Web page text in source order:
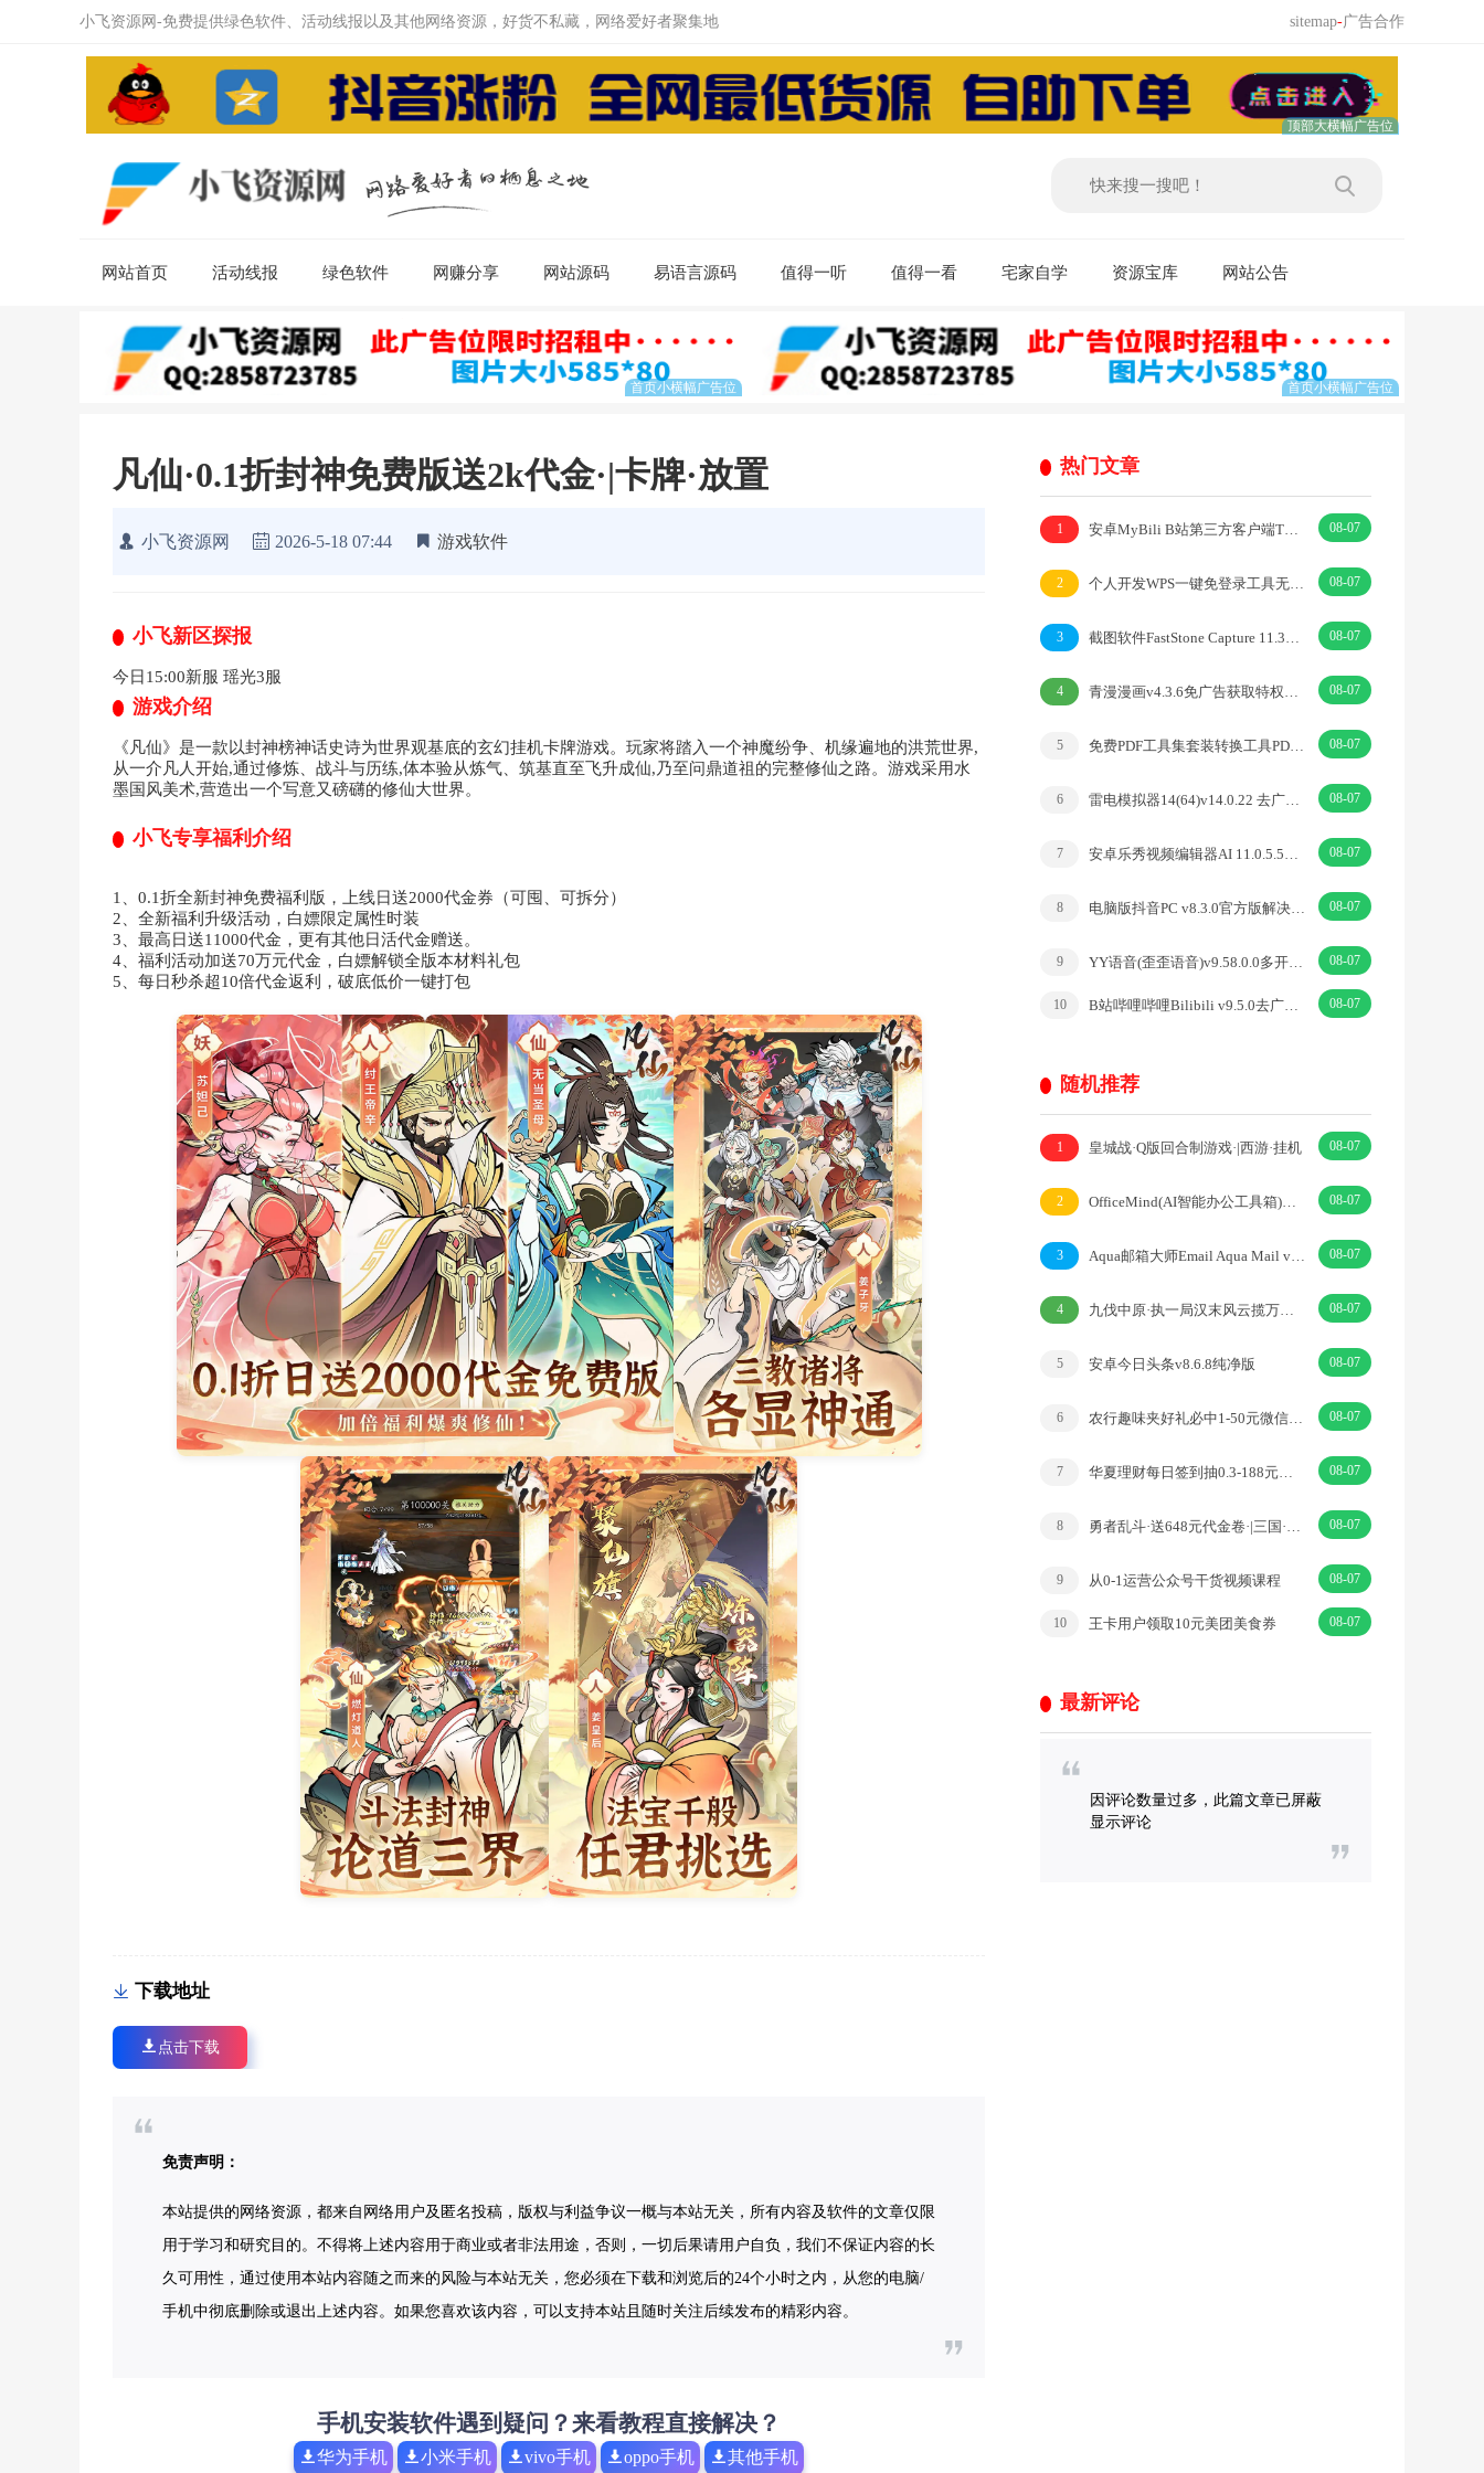
小飞资源网-免费提供绿色软件、活动线报以及其他网络资源，好货不私藏，网络爱好者聚集地 sitemap-广告合作
网站首页 活动线报 绿色软件 网赚分享 网站源码 易语言源码 值得一听 值得一看 宅家自学 资源宝库 网站公告
凡仙·0.1折封神免费版送2k代金·|卡牌·放置
小飞资源网 2026-5-18 07:44 游戏软件
小飞新区探报
今日15:00新服 瑶光3服
游戏介绍
《凡仙》是一款以封神榜神话史诗为世界观基底的玄幻挂机卡牌游戏。玩家将踏入一个神魔纷争、机缘遍地的洪荒世界,
从一介凡人开始,通过修炼、战斗与历练,体本验从炼气、筑基直至飞升成仙,乃至问鼎道祖的完整修仙之路。游戏采用水
墨国风美术,营造出一个写意又磅礴的修仙大世界。
小飞专享福利介绍
1、0.1折全新封神免费福利版，上线日送2000代金券（可囤、可拆分）
2、全新福利升级活动，白嫖限定属性时装
3、最高日送11000代金，更有其他日活代金赠送。
4、福利活动加送70万元代金，白嫖解锁全版本材料礼包
5、每日秒杀超10倍代金返利，破底低价一键打包
下载地址
点击下载
免责声明：
本站提供的网络资源，都来自网络用户及匿名投稿，版权与利益争议一概与本站无关，所有内容及软件的文章仅限
用于学习和研究目的。不得将上述内容用于商业或者非法用途，否则，一切后果请用户自负，我们不保证内容的长
久可用性，通过使用本站内容随之而来的风险与本站无关，您必须在下载和浏览后的24个小时之内，从您的电脑/
手机中彻底删除或退出上述内容。如果您喜欢该内容，可以支持本站且随时关注后续发布的精彩内容。
手机安装软件遇到疑问？来看教程直接解决？
华为手机 小米手机 vivo手机 oppo手机 其他手机
热门文章
1 安卓MyBili B站第三方客户端TV版v1.6.9 08-07
2 个人开发WPS一键免登录工具无需登录账号 08-07
3 截图软件FastStone Capture 11.3中文绿色版 08-07
4 青漫漫画v4.3.6免广告获取特权重制修复版 08-07
5 免费PDF工具集套装转换工具PDFgear v2.1.18 08-07
6 雷电模拟器14(64)v14.0.22 去广告绿色纯净版 08-07
7 安卓乐秀视频编辑器AI 11.0.5.5去广告解锁VIP版 08-07
8 电脑版抖音PC v8.3.0官方版解决网页切换烦恼 08-07
9 YY语音(歪歪语音)v9.58.0.0多开去广告绿色版 08-07
10 B站哔哩哔哩Bilibili v9.5.0去广告内置漫游模块版 08-07
随机推荐
1 皇城战·Q版回合制游戏·|西游·挂机 08-07
2 OfficeMind(AI智能办公工具箱)套件v1.1.12 08-07
3 Aqua邮箱大师Email Aqua Mail v2.6.0build高级版 08-07
4 九伐中原·执一局汉末风云揽万里三国江山·|三国·SLG 08-07
5 安卓今日头条v8.6.8纯净版 08-07
6 农行趣味夹好礼必中1-50元微信立减金 亲测中3元 限部分用户 08-07
7 华夏理财每日签到抽0.3-188元微信红包 亲测中0.5元秒推 08-07
8 勇者乱斗·送648元代金卷·|三国·免费版 08-07
9 从0-1运营公众号干货视频课程 08-07
10 王卡用户领取10元美团美食券 08-07
最新评论
因评论数量过多，此篇文章已屏蔽
显示评论